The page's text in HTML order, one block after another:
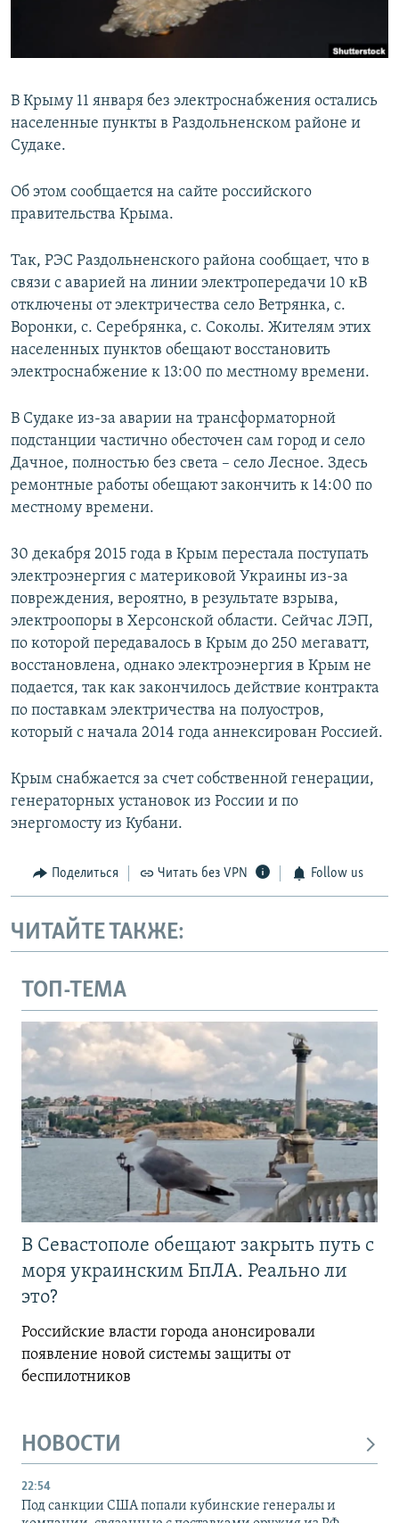
ПОБЕДИТЕЛЕЙ НЕ СУДЯТ?
УКРАИНСКАЯ ПРОБЛЕМА КРЫМА
ПРИСОЕДИНЯЙТЕСЬ!
Все сайты RFE/RL
В Крыму 11 января без электроснабжения остались
населенные пункты в Раздольненском районе и
Судаке.
Об этом сообщается на сайте российского
правительства Крыма.
Так, РЭС Раздольненского района сообщает, что в
связи с аварией на линии электропередачи 10 кВ
отключены от электричества село Ветрянка, с.
Воронки, с. Серебрянка, с. Соколы. Жителям этих
населенных пунктов обещают восстановить
электроснабжение к 13:00 по местному времени.
В Судаке из-за аварии на трансформаторной
подстанции частично обесточен сам город и село
Дачное, полностью без света – село Лесное. Здесь
ремонтные работы обещают закончить к 14:00 по
местному времени.
30 декабря 2015 года в Крым перестала поступать
электроэнергия с материковой Украины из-за
повреждения, вероятно, в результате взрыва,
электроопоры в Херсонской области. Сейчас ЛЭП,
по которой передавалось в Крым до 250 мегаватт,
восстановлена, однако электроэнергия в Крым не
подается, так как закончилось действие контракта
по поставкам электричества на полуостров,
который с начала 2014 года аннексирован Россией.
Крым снабжается за счет собственной генерации,
генераторных установок из России и по
энергомосту из Кубани.
Поделиться Читать без VPN Follow us
ЧИТАЙТЕ ТАКЖЕ:
ТОП-ТЕМА
В Севастополе обещают закрыть путь с
моря украинским БпЛА. Реально ли
это?
Российские власти города анонсировали
появление новой системы защиты от
беспилотников
НОВОСТИ
22:54
Под санкции США попали кубинские генералы и